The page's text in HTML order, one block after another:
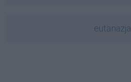
eutanazja